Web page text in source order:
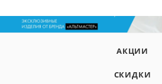
АКЦИИ
СКИДКИ